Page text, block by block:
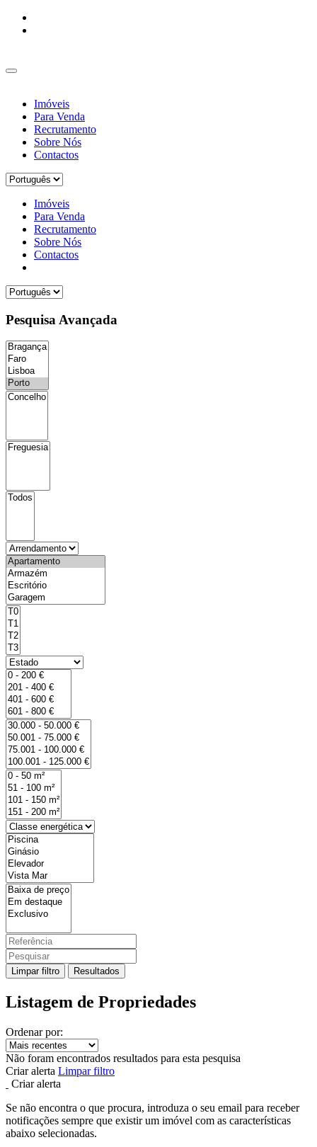
Imóveis
Para Venda
Recrutamento
Sobre Nós
Contactos
Imóveis
Para Venda
Recrutamento
Sobre Nós
Contactos
Pesquisa Avançada
Limpar filtro Resultados
Listagem de Propriedades
Ordenar por:
Não foram encontrados resultados para esta pesquisa
Criar alerta Limpar filtro
Criar alerta
Se não encontra o que procura, introduza o seu email para receber
notificações sempre que existir um imóvel com as características
abaixo selecionadas.